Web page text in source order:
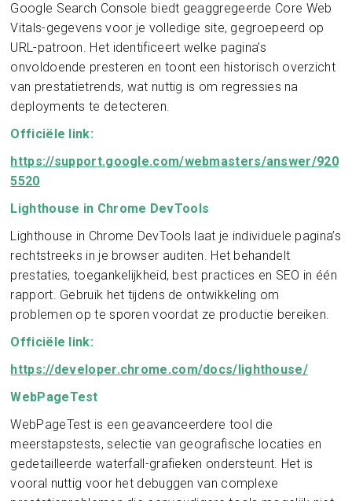
Google Search Console biedt geaggregeerde Core Web
Vitals-gegevens voor je volledige site, gegroepeerd op
URL-patroon. Het identificeert welke pagina’s
onvoldoende presteren en toont een historisch overzicht
van prestatietrends, wat nuttig is om regressies na
deployments te detecteren.
Officiële link:
https://support.google.com/webmasters/answer/920
5520
Lighthouse in Chrome DevTools
Lighthouse in Chrome DevTools laat je individuele pagina’s
rechtstreeks in je browser auditen. Het behandelt
prestaties, toegankelijkheid, best practices en SEO in één
rapport. Gebruik het tijdens de ontwikkeling om
problemen op te sporen voordat ze productie bereiken.
Officiële link:
https://developer.chrome.com/docs/lighthouse/
WebPageTest
WebPageTest is een geavanceerdere tool die
meerstapstests, selectie van geografische locaties en
gedetailleerde waterfall-grafieken ondersteunt. Het is
vooral nuttig voor het debuggen van complexe